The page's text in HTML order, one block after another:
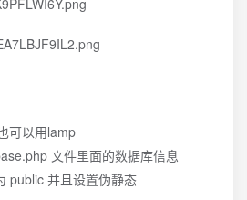
可以用lamp
文件里面的数据库信息
public 并且设置伪静态